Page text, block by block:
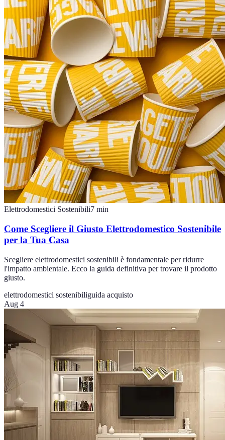
Elettrodomestici Sostenibili7 min
Come Scegliere il Giusto Elettrodomestico Sostenibile
per la Tua Casa
Scegliere elettrodomestici sostenibili è fondamentale per ridurre
l'impatto ambientale. Ecco la guida definitiva per trovare il prodotto
giusto.
elettrodomestici sostenibiliguida acquisto
Aug 4